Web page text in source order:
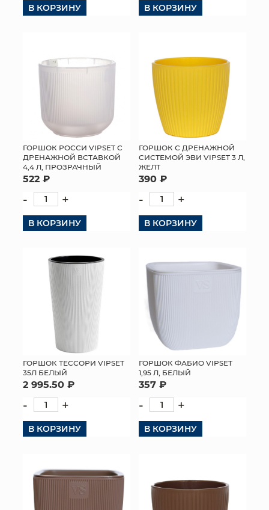
В КОРЗИНУ В КОРЗИНУ
ГОРШОК РОССИ VIPSET С
ДРЕНАЖНОЙ ВСТАВКОЙ
4,4 Л, ПРОЗРАЧНЫЙ
522 ₽
- +
В КОРЗИНУ
ГОРШОК С ДРЕНАЖНОЙ
СИСТЕМОЙ ЭВИ VIPSET 3 Л,
ЖЕЛТ
390 ₽
- +
В КОРЗИНУ
ГОРШОК ТЕССОРИ VIPSET
35Л БЕЛЫЙ
2 995.50 ₽
- +
В КОРЗИНУ
ГОРШОК ФАБИО VIPSET
1,95 Л, БЕЛЫЙ
357 ₽
- +
В КОРЗИНУ